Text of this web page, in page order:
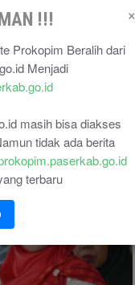
×
!!!
Prokopim Beralih dari
Menjadi
masih bisa diakses
tidak ada berita
terbaru
dalam mencapai
perempuan kepada